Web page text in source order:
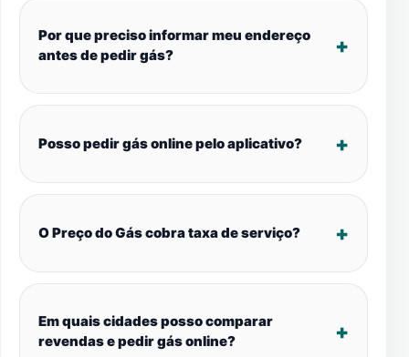
Por que preciso informar meu endereço
antes de pedir gás?
Posso pedir gás online pelo aplicativo?
O Preço do Gás cobra taxa de serviço?
Em quais cidades posso comparar
revendas e pedir gás online?